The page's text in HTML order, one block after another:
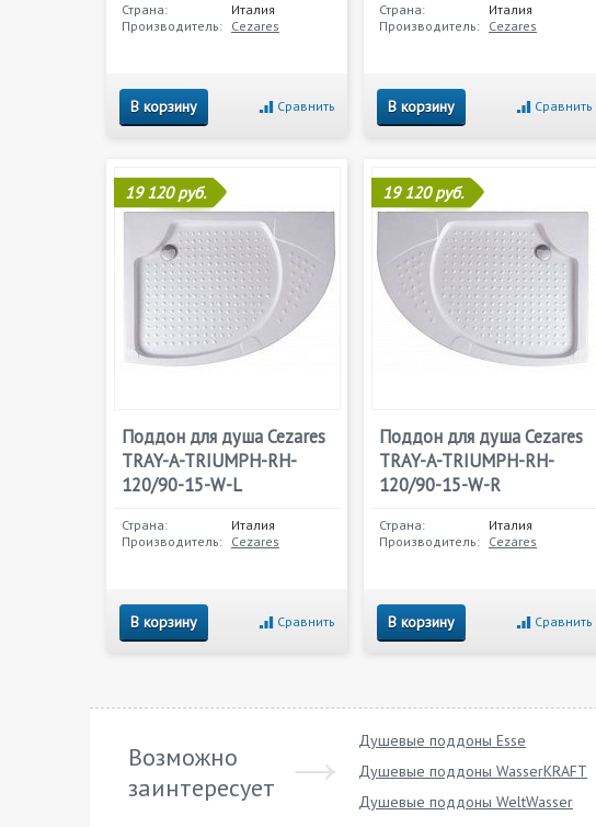
Страна:
Италия
Производитель: Cezares
В корзину Сравнить
Страна:
Италия
Производитель: Cezares
В корзину Сравнить
19 120 руб.
Поддон для душа Cezares
TRAY-A-TRIUMPH-RH-
120/90-15-W-L
Страна:
Италия
Производитель: Cezares
В корзину Сравнить
19 120 руб.
Поддон для душа Cezares
TRAY-A-TRIUMPH-RH-
120/90-15-W-R
Страна:
Италия
Производитель: Cezares
В корзину Сравнить
Возможно
заинтересует
Душевые поддоны Esse
Душевые поддоны WasserKRAFT
Душевые поддоны WeltWasser